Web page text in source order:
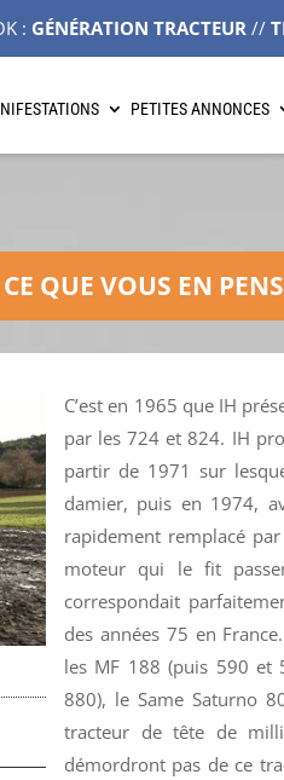
: GÉNÉRATION TRACTEUR//
PETITES ANNONCES
QUE VOUS EN
C’est en 1965 que IH
par les 724 et 824. IH
partir de 1971 sur
damier, puis en 1974,
rapidement remplacé
moteur qui le fit
correspondait
des années 75 en
les MF 188 (puis 590 et
880), le Same Saturno
tracteur de tête de
démordront pas de ce